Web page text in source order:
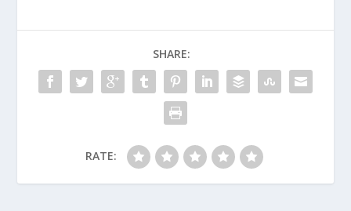
SHARE:
RATE: